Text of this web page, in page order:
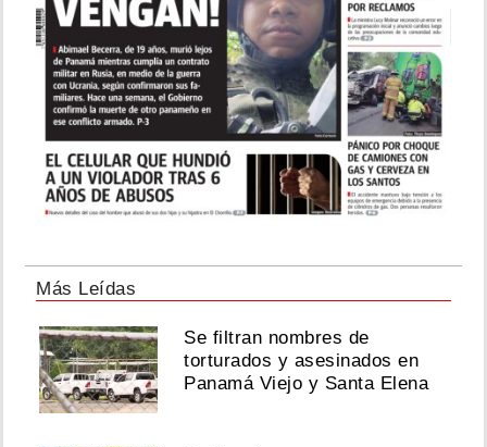
Más Leídas
Se filtran nombres de
torturados y asesinados en
Panamá Viejo y Santa Elena